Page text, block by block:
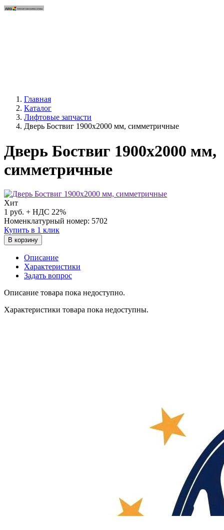
Главная
Каталог
Лифтовые запчасти
Дверь Боствиг 1900х2000 мм, симметричные
Дверь Боствиг 1900х2000 мм,
симметричные
Хит
1 руб. + НДС 22%
Номенклатурный номер: 5702
Купить в 1 клик
В корзину
Описание
Характеристики
Задать вопрос
Описание товара пока недоступно.
Характеристики товара пока недоступны.